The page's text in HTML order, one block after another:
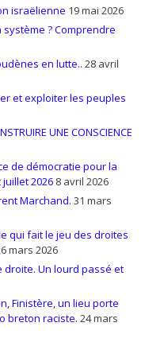
israëlienne 19 mai 2026
? Comprendre
en lutte.. 28 avril
et exploiter les peuples
UNE CONSCIENCE
de démocratie pour la
2026 8 avril 2026
Marchand. 31 mars
qui fait le jeu des droites
mars 2026
Un lourd passé et
Finistère, un lieu porte
breton raciste. 24 mars